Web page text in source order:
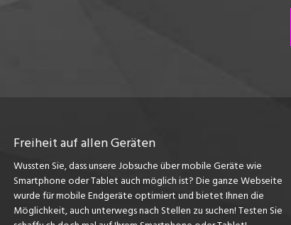
Freiheit auf allen Geräten
Wussten Sie, dass unsere Jobsuche über mobile Geräte wie
Smartphone oder Tablet auch möglich ist? Die ganze Webseite
wurde für mobile Endgeräte optimiert und bietet Ihnen die
Möglichkeit, auch unterwegs nach Stellen zu suchen! Testen Sie